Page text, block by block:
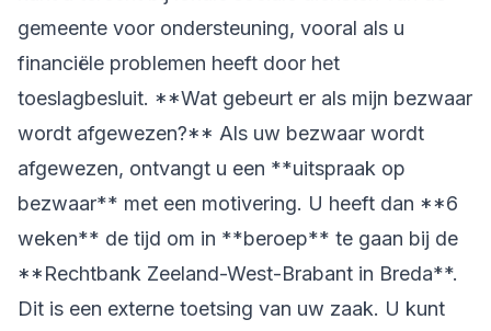
gemeente voor ondersteuning, vooral als u
financiële problemen heeft door het
toeslagbesluit. **Wat gebeurt er als mijn bezwaar
wordt afgewezen?** Als uw bezwaar wordt
afgewezen, ontvangt u een **uitspraak op
bezwaar** met een motivering. U heeft dan **6
weken** de tijd om in **beroep** te gaan bij de
**Rechtbank Zeeland-West-Brabant in Breda**.
Dit is een externe toetsing van uw zaak. U kunt